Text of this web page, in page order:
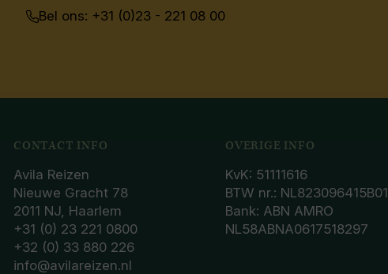
Bel ons: +31 (0)23 - 221 08 00
CONTACT INFO
Avila Reizen
Nieuwe Gracht 78
2011 NJ, Haarlem
+31 (0) 23 221 0800
+32 (0) 33 880 226
info@avilareizen.nl
OVERIGE INFO
KvK: 51111616
BTW nr.: NL823096415B01
Bank: ABN AMRO
NL58ABNA0617518297